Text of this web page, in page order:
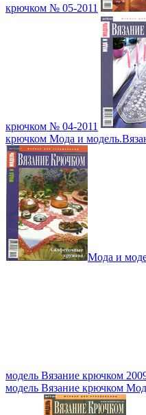
крючком № 05-2011
крючком № 04-2011
крючком Мода и
Мода и
модель Вязание крючком
модель Вязание крючком